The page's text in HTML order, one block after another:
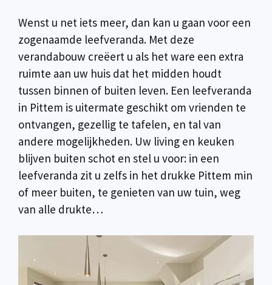
Wenst u net iets meer, dan kan u gaan voor een
zogenaamde leefveranda. Met deze
verandabouw creëert u als het ware een extra
ruimte aan uw huis dat het midden houdt
tussen binnen of buiten leven. Een leefveranda
in Pittem is uitermate geschikt om vrienden te
ontvangen, gezellig te tafelen, en tal van
andere mogelijkheden. Uw living en keuken
blijven buiten schot en stel u voor: in een
leefveranda zit u zelfs in het drukke Pittem min
of meer buiten, te genieten van uw tuin, weg
van alle drukte…